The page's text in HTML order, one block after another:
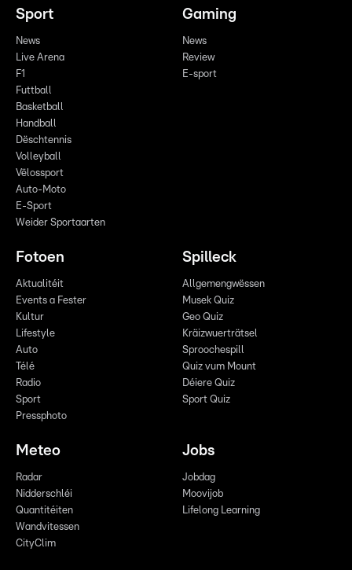
Sport
News
Live Arena
F1
Futtball
Basketball
Handball
Dëschtennis
Volleyball
Vëlossport
Auto-Moto
E-Sport
Weider Sportaarten
Gaming
News
Review
E-sport
Fotoen
Aktualitéit
Events a Fester
Kultur
Lifestyle
Auto
Télé
Radio
Sport
Pressphoto
Spilleck
Allgemengwëssen
Musek Quiz
Geo Quiz
Kräizwuerträtsel
Sproochespill
Quiz vum Mount
Déiere Quiz
Sport Quiz
Meteo
Radar
Nidderschléi
Quantitéiten
Wandvitessen
CityClim
Jobs
Jobdag
Moovijob
Lifelong Learning